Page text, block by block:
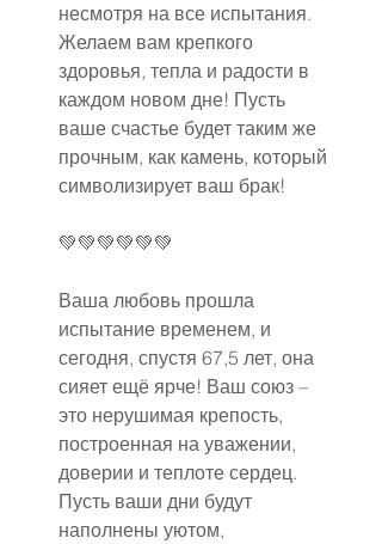
несмотря на все испытания.
Желаем вам крепкого
здоровья, тепла и радости в
каждом новом дне! Пусть
ваше счастье будет таким же
прочным, как камень, который
символизирует ваш брак!
💚💚💚💚💚💚
Ваша любовь прошла
испытание временем, и
сегодня, спустя 67,5 лет, она
сияет ещё ярче! Ваш союз –
это нерушимая крепость,
построенная на уважении,
доверии и теплоте сердец.
Пусть ваши дни будут
наполнены уютом,